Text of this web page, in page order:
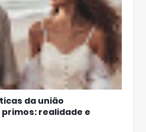
da união
realidade e